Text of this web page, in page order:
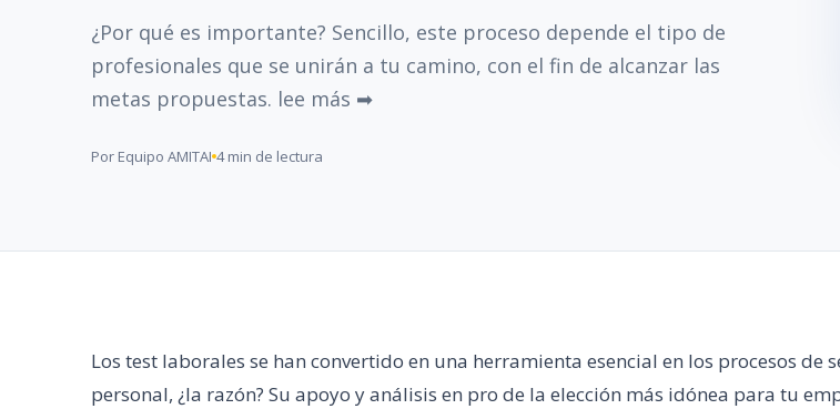
¿Por qué es importante? Sencillo, este proceso depende el tipo de
profesionales que se unirán a tu camino, con el fin de alcanzar las
metas propuestas. lee más ➡
Por Equipo AMITAI 4 min de lectura
Los test laborales se han convertido en una herramienta esencial en los procesos de
personal, ¿la razón? Su apoyo y análisis en pro de la elección más idónea para tu